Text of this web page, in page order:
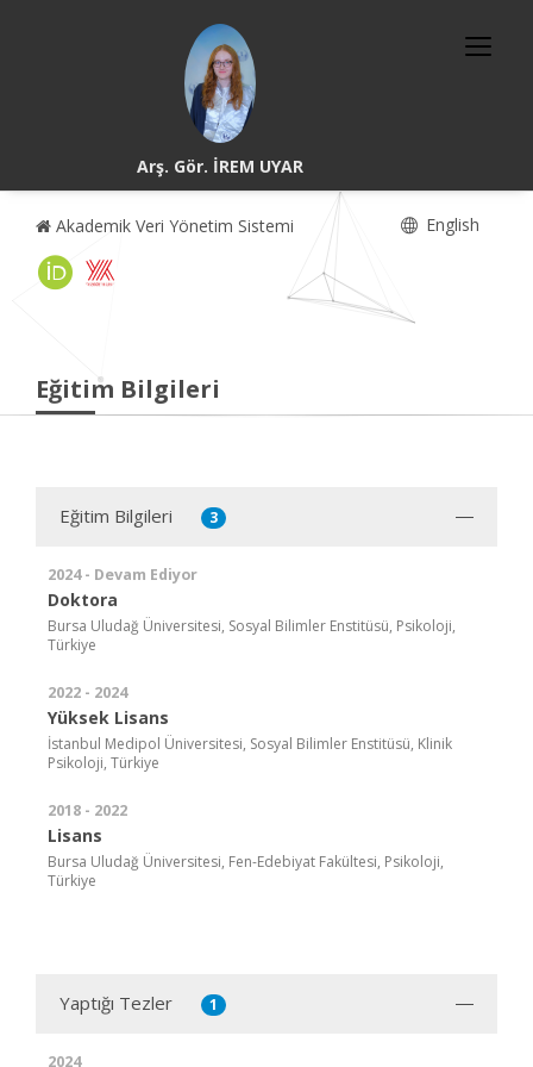
Arş. Gör. İREM UYAR
Akademik Veri Yönetim Sistemi English
Eğitim Bilgileri
Eğitim Bilgileri 3
2024 - Devam Ediyor
Doktora
Bursa Uludağ Üniversitesi, Sosyal Bilimler Enstitüsü, Psikoloji,
Türkiye
2022 - 2024
Yüksek Lisans
İstanbul Medipol Üniversitesi, Sosyal Bilimler Enstitüsü, Klinik
Psikoloji, Türkiye
2018 - 2022
Lisans
Bursa Uludağ Üniversitesi, Fen-Edebiyat Fakültesi, Psikoloji,
Türkiye
Yaptığı Tezler 1
2024